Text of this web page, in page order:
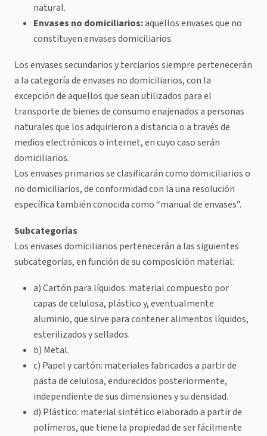
natural.
Envases no domiciliarios:aquellos envases que no
constituyen envases domiciliarios.
Los envases secundarios y terciarios siempre pertenecerán
a la categoría de envases no domiciliarios, con la
excepción de aquellos que sean utilizados para el
transporte de bienes de consumo enajenados a personas
naturales que los adquirieron a distancia o a través de
medios electrónicos o internet, en cuyo caso serán
domiciliarios.
Los envases primarios se clasificarán como domiciliarios o
no domiciliarios, de conformidad con la una resolución
específica también conocida como “manual de envases”.
Subcategorías
Los envases domiciliarios pertenecerán a las siguientes
subcategorías, en función de su composición material:
a) Cartón para líquidos: material compuesto por
capas de celulosa, plástico y, eventualmente
aluminio, que sirve para contener alimentos líquidos,
esterilizados y sellados.
b) Metal.
c) Papel y cartón: materiales fabricados a partir de
pasta de celulosa, endurecidos posteriormente,
independiente de sus dimensiones y su densidad.
d) Plástico: material sintético elaborado a partir de
polímeros, que tiene la propiedad de ser fácilmente